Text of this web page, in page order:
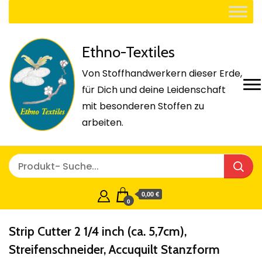
Ethno-Textiles
Von Stoffhandwerkern dieser Erde,
für Dich und deine Leidenschaft
mit besonderen Stoffen zu
arbeiten.
0
0,00 €
Strip Cutter 2 1/4 inch (ca. 5,7cm),
Streifenschneider, Accuquilt Stanzform